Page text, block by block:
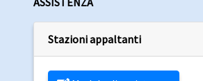
Stazioni appaltanti